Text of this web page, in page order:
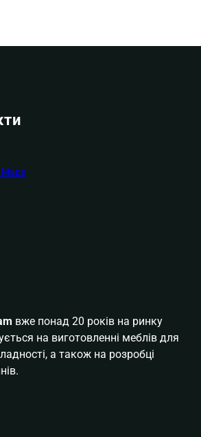
Maps
вже понад 20 років на ринку
на виготовленні меблів для
а також на розробці